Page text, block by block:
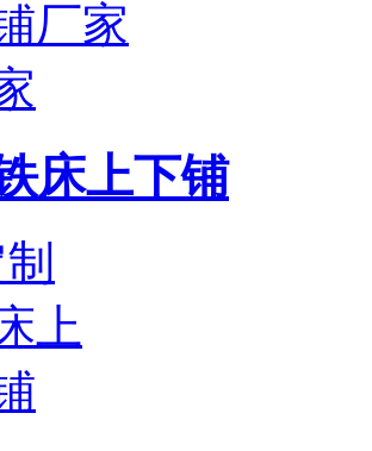
床上下铺